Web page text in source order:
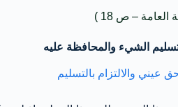
العامة – ص 18 )
بتسليم الشيء والمحافظة عليه